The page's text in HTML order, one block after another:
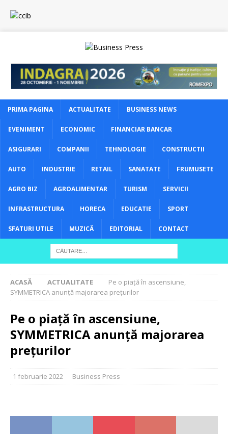
PRIMA PAGINA ACTUALITATE BUSINESS NEWS
EVENIMENT ECONOMIC FINANCIAR BANCAR
ASIGURARI COMPANII TEHNOLOGIE CONSTRUCTII
AUTO INDUSTRIE RETAIL SANATATE FRUMUSETE
AGRO BIZ AGROALIMENTAR TURISM SERVICII
INFRASTRUCTURA HORECA EDUCATIE SPORT
SFATURI UTILE MUZICĂ EDITORIAL CONTACT
ACASĂ ACTUALITATE
Pe o piață în ascensiune,
SYMMETRICA anunță majorarea prețurilor
Pe o piață în ascensiune,
SYMMETRICA anunță majorarea
prețurilor
1 februarie 2022 Business Press